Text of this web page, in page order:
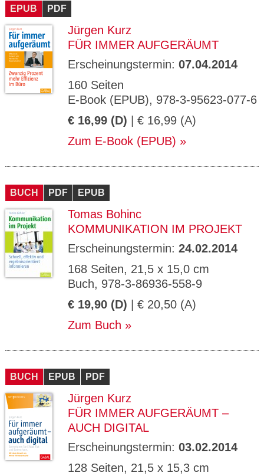
EPUB PDF
Jürgen Kurz
FÜR IMMER AUFGERÄUMT
Erscheinungstermin: 07.04.2014
160 Seiten
E-Book (EPUB), 978-3-95623-077-6
€ 16,99 (D) | € 16,99 (A)
Zum E-Book (EPUB)
BUCH PDF EPUB
Tomas Bohinc
KOMMUNIKATION IM PROJEKT
Erscheinungstermin: 24.02.2014
168 Seiten, 21,5 x 15,0 cm
Buch, 978-3-86936-558-9
€ 19,90 (D) | € 20,50 (A)
Zum Buch
BUCH EPUB PDF
Jürgen Kurz
FÜR IMMER AUFGERÄUMT –
AUCH DIGITAL
Erscheinungstermin: 03.02.2014
128 Seiten, 21,5 x 15,3 cm